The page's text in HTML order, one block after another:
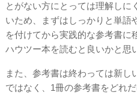
とがない方にとっては理解しに
いため、まずはしっかりと単語
を付けてから実践的な参考書に
ハウツー本を読むと良いかと思
また、参考書は終わっては新
ではなく、1冊の参考書をどれ